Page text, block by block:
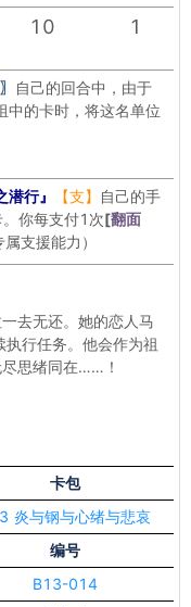
10 1
自己的回合中，由于
中的卡时，将这名单位
潜行』 【支】
自己的手
你每支付1次[翻面
支援能力）
去无还。她的恋人马
行任务。他会作为祖
思绪同在……！
卡包
炎与钢与心绪与悲哀
编号
B13-014